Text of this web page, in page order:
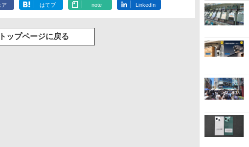
ア はてブ note LinkedIn
トップページに戻る